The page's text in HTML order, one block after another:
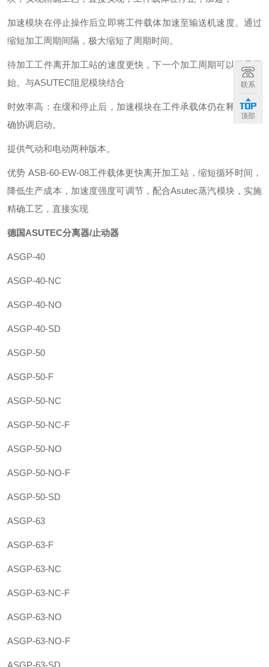
加速模块在停止操作后立即将工件载体加速至输送机速度。通过
缩短加工周期间隔，极大缩短了周期时间。
待加工工件离开加工站的速度更快，下一个加工周期可以更早开
始。与ASUTEC阻尼模块结合
时效率高：在缓和停止后，加速模块在工件承载体仍在释放时精
确协调启动。
提供气动和电动两种版本。
优势 ASB-60-EW-08工件载体更快离开加工站，缩短循环时间，
降低生产成本，加速度强度可调节，配合Asutec蒸汽模块，实施
精确工艺，直接实现
德国ASUTEC分离器/止动器
ASGP-40
ASGP-40-NC
ASGP-40-NO
ASGP-40-SD
ASGP-50
ASGP-50-F
ASGP-50-NC
ASGP-50-NC-F
ASGP-50-NO
ASGP-50-NO-F
ASGP-50-SD
ASGP-63
ASGP-63-F
ASGP-63-NC
ASGP-63-NC-F
ASGP-63-NO
ASGP-63-NO-F
ASGP-63-SD
联系
顶部